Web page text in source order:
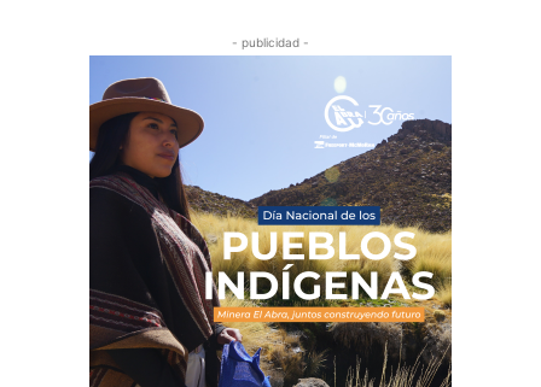
- publicidad -